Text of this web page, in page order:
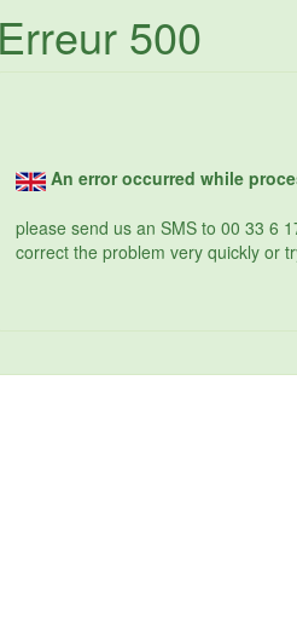
Erreur 500
An error occurred while
please send us an SMS to 00 33 6
correct the problem very quickly or